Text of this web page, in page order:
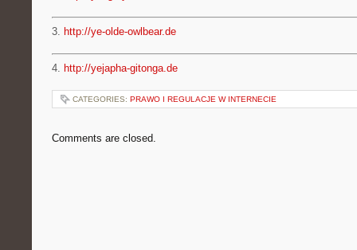
3. http://ye-olde-owlbear.de
4. http://yejapha-gitonga.de
CATEGORIES: PRAWO I REGULACJE W INTERNECIE
Comments are closed.